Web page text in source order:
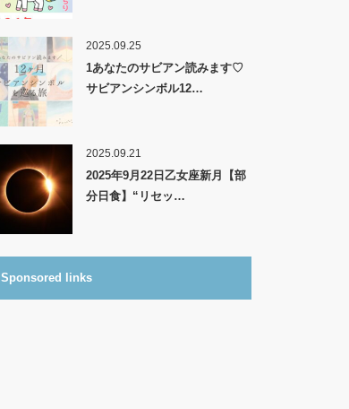
2025.09.25
1あなたのサビアン読みます♡
サビアンシンボル12…
2025.09.21
2025年9月22日乙女座新月【部
分日食】“リセッ…
Sponsored links